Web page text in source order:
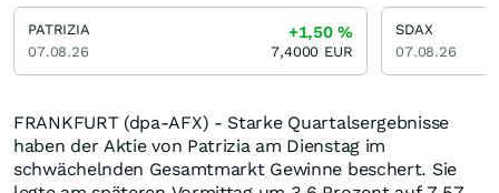
FRANKFURT (dpa-AFX) - Starke Quartalsergebnisse
haben der Aktie von Patrizia am Dienstag im
schwächelnden Gesamtmarkt Gewinne beschert. Sie
PATRIZIA
07.08.26
+1,50%
7,4000 EUR
SDAX
07.08.26